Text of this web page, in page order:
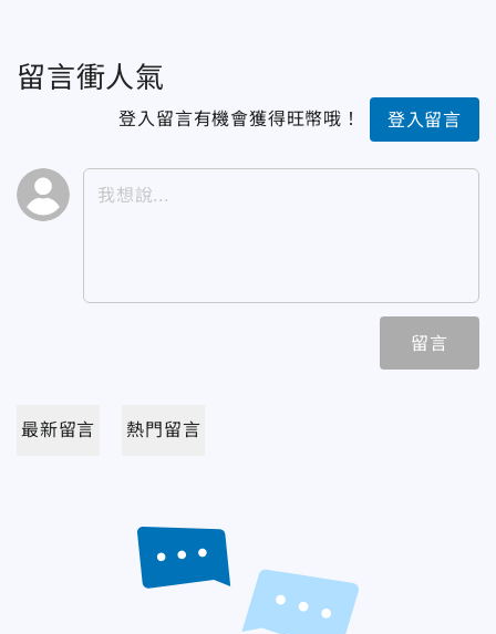
留言衝人氣
登入留言有機會獲得旺幣哦！ 登入留言
留言
最新留言 熱門留言